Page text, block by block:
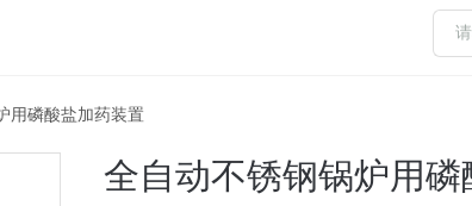
用磷酸盐加药装置
全自动不锈钢锅炉用